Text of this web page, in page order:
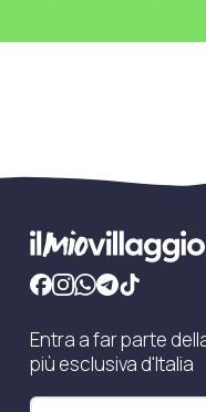
Entra a far parte
più esclusiva d'Italia